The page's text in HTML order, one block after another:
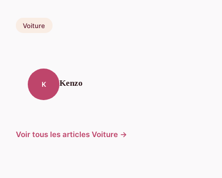
Voiture
K Kenzo
Voir tous les articles Voiture →